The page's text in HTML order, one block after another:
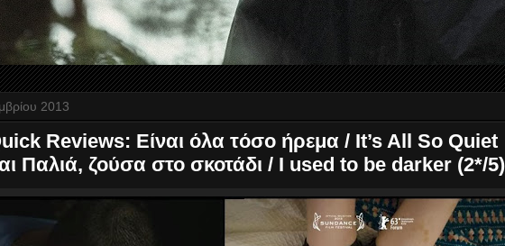
2013
Reviews: Είναι όλα τόσο ήρεμα / Ιt’s All So Quiet
Παλιά, ζούσα στο σκοτάδι / I used to be darker (2*/5)